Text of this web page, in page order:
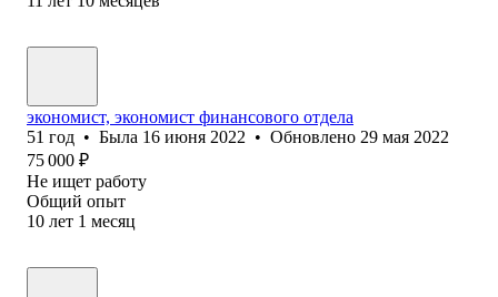
экономист, экономист финансового отдела
51 год • Была 16 июня 2022 • Обновлено 29 мая 2022
75 000 ₽
Не ищет работу
Общий опыт
10 лет 1 месяц